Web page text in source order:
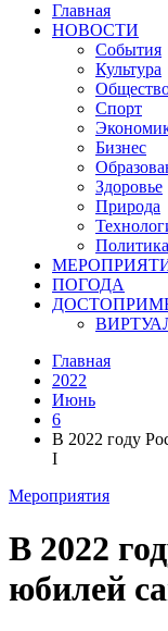
Главная
НОВОСТИ
События
Культура
Спорт
Бизнес
Здоровье
Природа
Политика
ПОГОДА
Главная
2022
Июнь
6
В 2022 году
I
Мероприятия
В 2022
юбилей